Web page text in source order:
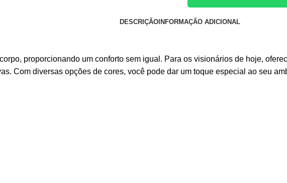
DESCRIÇÃO INFORMAÇÃO ADICIONAL
proporcionando um conforto sem igual. Para os visionários de hoje,
Com diversas opções de cores, você pode dar um toque especial ao seu